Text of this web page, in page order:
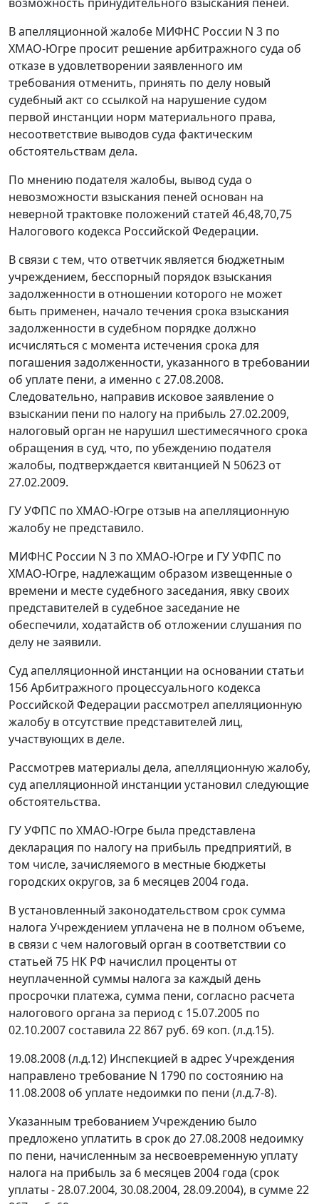
возможность принудительного взыскания пеней.
В апелляционной жалобе МИФНС России N 3 по
ХМАО-Югре просит решение арбитражного суда об
отказе в удовлетворении заявленного им
требования отменить, принять по делу новый
судебный акт со ссылкой на нарушение судом
первой инстанции норм материального права,
несоответствие выводов суда фактическим
обстоятельствам дела.
По мнению подателя жалобы, вывод суда о
невозможности взыскания пеней основан на
неверной трактовке положений статей 46,48,70,75
Налогового кодекса Российской Федерации.
В связи с тем, что ответчик является бюджетным
учреждением, бесспорный порядок взыскания
задолженности в отношении которого не может
быть применен, начало течения срока взыскания
задолженности в судебном порядке должно
исчисляться с момента истечения срока для
погашения задолженности, указанного в требовании
об уплате пени, а именно с 27.08.2008.
Следовательно, направив исковое заявление о
взыскании пени по налогу на прибыль 27.02.2009,
налоговый орган не нарушил шестимесячного срока
обращения в суд, что, по убеждению подателя
жалобы, подтверждается квитанцией N 50623 от
27.02.2009.
ГУ УФПС по ХМАО-Югре отзыв на апелляционную
жалобу не представило.
МИФНС России N 3 по ХМАО-Югре и ГУ УФПС по
ХМАО-Югре, надлежащим образом извещенные о
времени и месте судебного заседания, явку своих
представителей в судебное заседание не
обеспечили, ходатайств об отложении слушания по
делу не заявили.
Суд апелляционной инстанции на основании статьи
156Арбитражного процессуального кодекса
Российской Федерации рассмотрел апелляционную
жалобу в отсутствие представителей лиц,
участвующих в деле.
Рассмотрев материалы дела, апелляционную жалобу,
суд апелляционной инстанции установил следующие
обстоятельства.
ГУ УФПС по ХМАО-Югре была представлена
декларация по налогу на прибыль предприятий, в
том числе, зачисляемого в местные бюджеты
городских округов, за 6 месяцев 2004 года.
В установленный законодательством срок сумма
налога Учреждением уплачена не в полном объеме,
в связи с чем налоговый орган в соответствии со
статьей 75 НК РФ начислил проценты от
неуплаченной суммы налога за каждый день
просрочки платежа, сумма пени, согласно расчета
налогового органа за период с 15.07.2005 по
02.10.2007 составила 22 867 руб. 69 коп. (л.д.15).
19.08.2008 (л.д.12) Инспекцией в адрес Учреждения
направлено требование N 1790 по состоянию на
11.08.2008 об уплате недоимки по пени (л.д.7-8).
Указанным требованием Учреждению было
предложено уплатить в срок до 27.08.2008 недоимку
по пени, начисленным за несвоевременную уплату
налога на прибыль за 6 месяцев 2004 года (срок
уплаты - 28.07.2004, 30.08.2004, 28.09.2004), в сумме 22